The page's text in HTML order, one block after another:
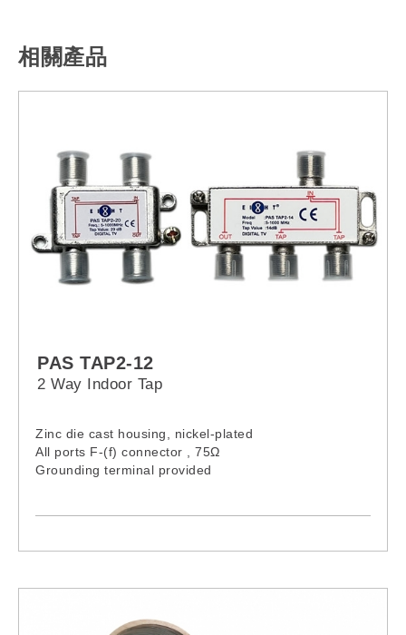
相關產品
PAS TAP2-12
2 Way Indoor Tap
Zinc die cast housing, nickel-plated
All ports F-(f) connector , 75Ω
Grounding terminal provided